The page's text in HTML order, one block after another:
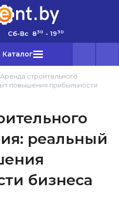
Сб-Вс 830 - 1930
Каталог
Аренда строительного
повышения прибыльности
реальный
бизнеса